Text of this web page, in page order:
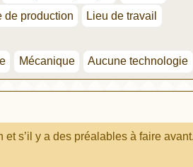
de production
Lieu de travail
Mécanique Aucune technologie
s’il y a des préalables à faire